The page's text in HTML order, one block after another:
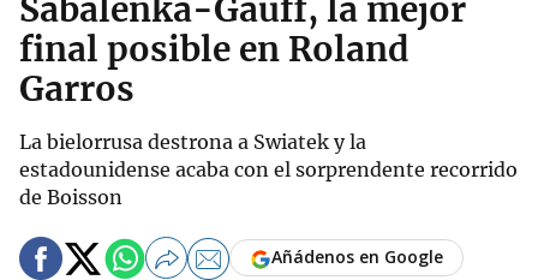
Sabalenka-Gauff, la mejor
final posible en Roland
Garros
La bielorrusa destrona a Swiatek y la
estadounidense acaba con el sorprendente recorrido
de Boisson
Añádenos en Google